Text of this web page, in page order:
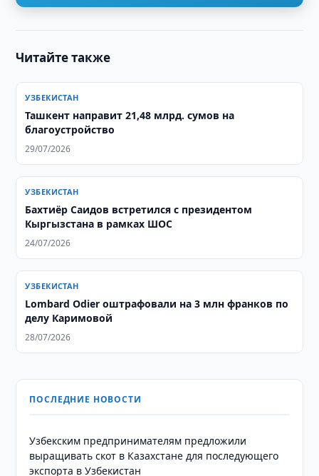
Читайте также
УЗБЕКИСТАН
​​​​​​​Ташкент направит 21,48 млрд. сумов на
благоустройство
29/07/2026
УЗБЕКИСТАН
Бахтиёр Саидов встретился с президентом
Кыргызстана в рамках ШОС
24/07/2026
УЗБЕКИСТАН
Lombard Odier оштрафовали на 3 млн франков по
делу Каримовой
28/07/2026
ПОСЛЕДНИЕ НОВОСТИ
Узбекским предпринимателям предложили
выращивать скот в Казахстане для последующего
экспорта в Узбекистан